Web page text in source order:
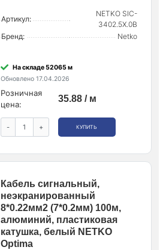
Артикул:
NETKO SIC-
3402.5X.0B
Бренд:
Netko
На складе 52065 м
Обновлено 17.04.2026
Розничная
цена:
35.88 / м
- + КУПИТЬ
Кабель сигнальный,
неэкранированный
8*0.22мм2 (7*0.2мм) 100м,
алюминий, пластиковая
катушка, белый NETKO
Optima